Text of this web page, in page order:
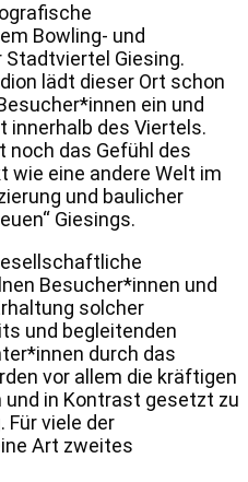
Bowling- und
Giesing.
lädt dieser Ort schon
ein und
innerhalb des Viertels.
noch das Gefühl des
wie eine andere Welt im
und baulicher
Giesings.
Besucher*innen und
solcher
und begleitenden
durch das
vor allem die kräftigen
und in Kontrast gesetzt zu
Für viele der
Art zweites